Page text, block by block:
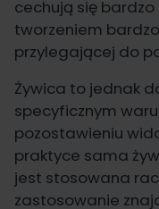
cechują się
tworzeniem
przylegającej do
Żywica to jednak
specyficznym
pozostawieniu
praktyce sama
jest stosowana
zastosowanie